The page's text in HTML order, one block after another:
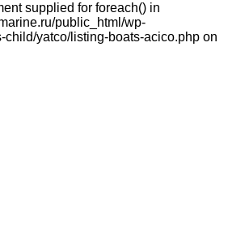
supplied for foreach() in
public_html/wp-
child/yatco/listing-boats-acico.php on